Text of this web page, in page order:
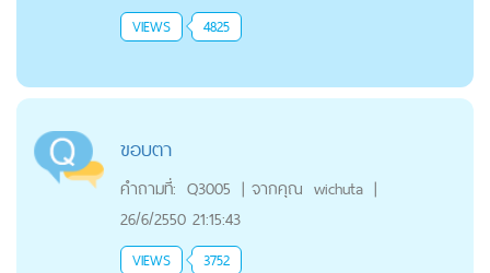
VIEWS 4825
ขอบตา
คำถามที่: Q3005 | จากคุณ wichuta |
26/6/2550 21:15:43
VIEWS 3752